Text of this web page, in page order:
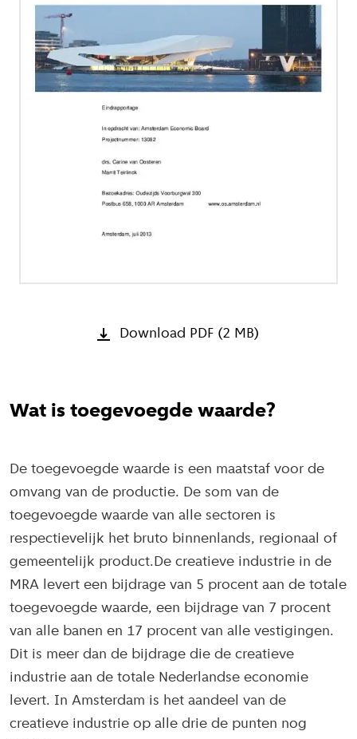
Download PDF (2 MB)
Wat is toegevoegde waarde?
De toegevoegde waarde is een maatstaf voor de
omvang van de productie. De som van de
toegevoegde waarde van alle sectoren is
respectievelijk het bruto binnenlands, regionaal of
gemeentelijk product.De creatieve industrie in de
MRA levert een bijdrage van 5 procent aan de totale
toegevoegde waarde, een bijdrage van 7 procent
van alle banen en 17 procent van alle vestigingen.
Dit is meer dan de bijdrage die de creatieve
industrie aan de totale Nederlandse economie
levert. In Amsterdam is het aandeel van de
creatieve industrie op alle drie de punten nog